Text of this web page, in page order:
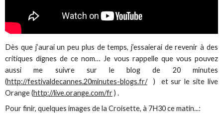
Dès que j’aurai un peu plus de temps, j’essaierai de revenir à des
critiques dignes de ce nom… Je vous rappelle que vous pouvez
aussi me suivre sur le blog de 20 minutes
(http://festivaldecannes.20minutes-blogs.fr/) et sur le site live
Orange (http://live.orange.com/fr) .
Pour finir, quelques images de la Croisette, à 7H30 ce matin...: